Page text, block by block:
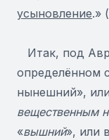
усыновление.»
Итак, под
определённом
нынешний»,
вещественным
«вышний», или